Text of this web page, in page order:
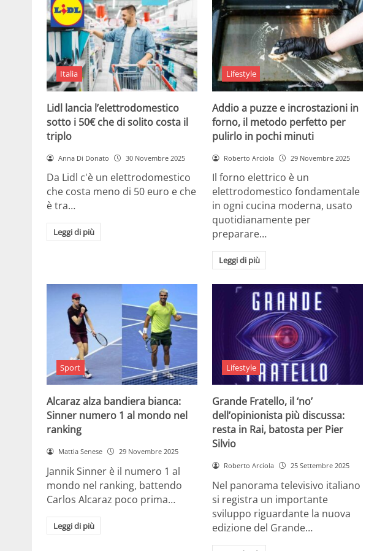
Italia
Lidl lancia l’elettrodomestico
sotto i 50€ che di solito costa il
triplo
Anna Di Donato 30 Novembre 2025
Da Lidl c'è un elettrodomestico
che costa meno di 50 euro e che
è tra…
Leggi di più
Lifestyle
Addio a puzze e incrostazioni in
forno, il metodo perfetto per
pulirlo in pochi minuti
Roberto Arciola 29 Novembre 2025
Il forno elettrico è un
elettrodomestico fondamentale
in ogni cucina moderna, usato
quotidianamente per
preparare…
Leggi di più
Sport
Alcaraz alza bandiera bianca:
Sinner numero 1 al mondo nel
ranking
Mattia Senese 29 Novembre 2025
Jannik Sinner è il numero 1 al
mondo nel ranking, battendo
Carlos Alcaraz poco prima…
Leggi di più
Lifestyle
Grande Fratello, il ‘no’
dell’opinionista più discussa:
resta in Rai, batosta per Pier
Silvio
Roberto Arciola 25 Settembre 2025
Nel panorama televisivo italiano
si registra un importante
sviluppo riguardante la nuova
edizione del Grande…